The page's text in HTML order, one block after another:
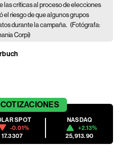
las críticas al proceso de elecciones
el riesgo de que algunos grupos
durante la campaña. (Fotógrafa:
Corpi)
COTIZACIONES
SPOT
-0.01%
17.3307
NASDAQ
+2.13%
25,913.90